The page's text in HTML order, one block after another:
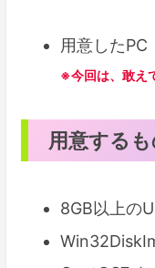
用意したPC
※今回は、敢え
用意する
8GB以上の